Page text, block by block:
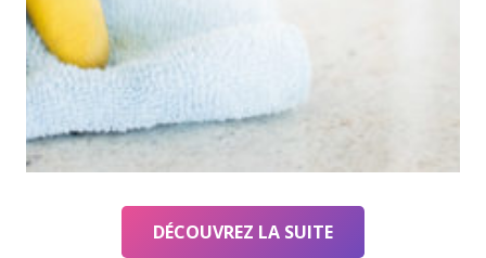
DÉCOUVREZ LA SUITE